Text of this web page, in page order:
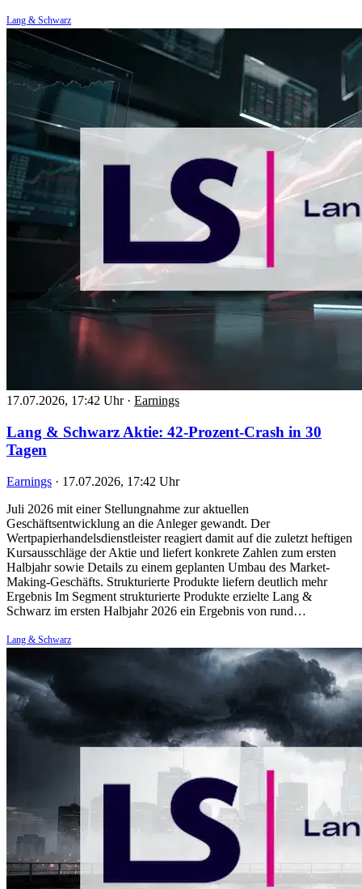
Lang & Schwarz
17.07.2026, 17:42 Uhr · Earnings
Lang & Schwarz Aktie: 42-Prozent-Crash in 30
Tagen
Earnings · 17.07.2026, 17:42 Uhr
Juli 2026 mit einer Stellungnahme zur aktuellen
Geschäftsentwicklung an die Anleger gewandt. Der
Wertpapierhandelsdienstleister reagiert damit auf die zuletzt heftigen
Kursausschläge der Aktie und liefert konkrete Zahlen zum ersten
Halbjahr sowie Details zu einem geplanten Umbau des Market-
Making-Geschäfts. Strukturierte Produkte liefern deutlich mehr
Ergebnis Im Segment strukturierte Produkte erzielte Lang &
Schwarz im ersten Halbjahr 2026 ein Ergebnis von rund…
Lang & Schwarz